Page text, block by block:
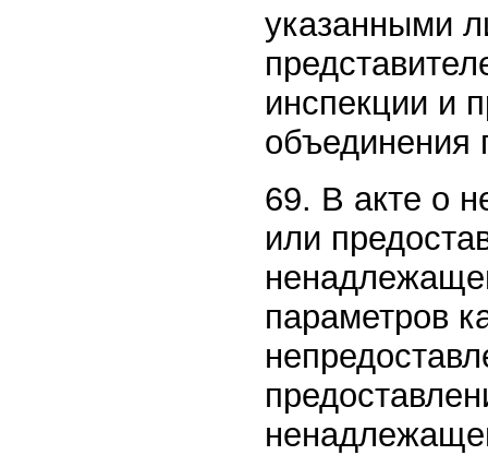
указанными
инспекции и
объединения
69. В акте о
или
параметров